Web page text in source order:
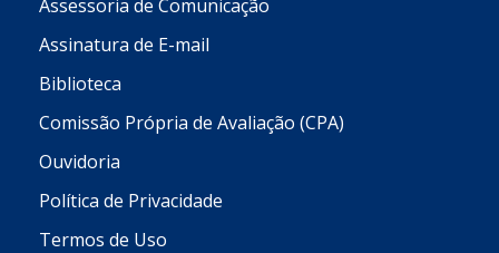
Assessoria de Comunicação
Assinatura de E-mail
Biblioteca
Comissão Própria de Avaliação (CPA)
Ouvidoria
Política de Privacidade
Termos de Uso